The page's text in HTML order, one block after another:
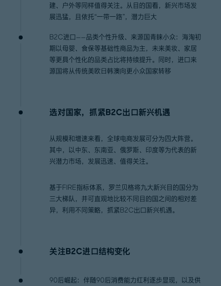
建、户外等同样值得关注。从目的国看，新兴市场发
展迅猛，且依托“一带一路”，潜力巨大
B2C进口——品类个性升级、来源国青睐小众：海淘初
期以母婴、食保等基础性商品为主，未来美妆、家居
等更具个性化的品类占比将持续提升。同时，进口来
源国将从传统美欧日韩澳向更小众国家转移
选对国家，抓紧B2C出口新兴机遇
从规模和增速来看，全球电商发展可分为四大阵营。
其中，以中东、东南亚、俄罗斯、印度等为代表的新
兴潜力市场，发展迅速、值得关注。
基于FIRE指标体系，罗兰贝格将九大新兴目的国分为
三大梯队，并可直观地比较不同目的国之间的相对差
异，利用不同策略，抓紧B2C出口新兴机遇。
关注B2C进口结构变化
90后崛起：伴随90后消费能力红利逐步显现，以及供